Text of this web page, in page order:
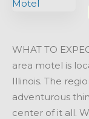
WHAT TO
area motel is
Illinois. The
adventurous
center of it all.